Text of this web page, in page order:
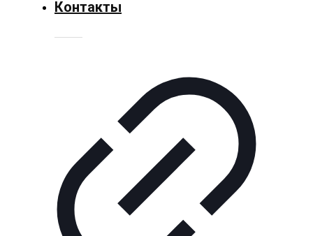
Технологии
читателя
Блокчейн
О
нас
Контакты